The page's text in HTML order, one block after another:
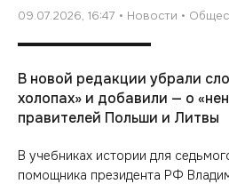
09.07.2026, 16:47 Новости
В новой редакции убрали
холопах» и добавили — о
правителей Польши и Литвы
В учебниках истории для
помощника президента РФ